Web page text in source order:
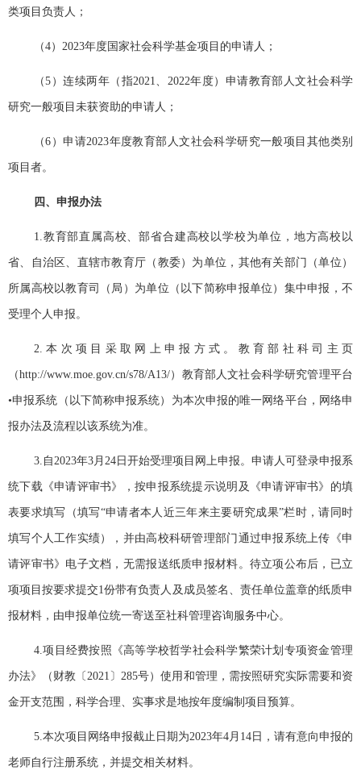
类项目负责人；
（4） 2023年度国家社会科学基金项目的申请人；
（5 ）连续两年（指2021、 2022年度）申请教育部人文社会科学
研究一般项目未获资助的申请人；
（6 ）申请2023年度教育部人文社会科学研究一般项目其他类别
项目者。
四、申报办法
1.教育部直属高校、部省合建高校以学校为单位，地方高校以
省、自治区、直辖市教育厅（教委）为单位，其他有关部门（单位）
所属高校以教育司（局）为单位（以下简称申报单位）集中申报，不
受理个人申报。
2. 本次项目采取网上申报方式。教育部社科司主页
（http://www.moe.gov.cn/s78/A13/）教育部人文社会科学研究管理平台
•申报系统（以下简称申报系统）为本次申报的唯一网络平台，网络申
报办法及流程以该系统为准。
3. 自2023年3月 24 日开始受理项目网上申报。申请人可登录申报系
统下载《申请评审书》，按申报系统提示说明及《申请评审书》的填
表要求填写（填写“申请者本人近三年来主要研究成果”栏时，请同时
填写个人工作实绩），并由高校科研管理部门通过申报系统上传《申
请评审书》电子文档，无需报送纸质申报材料。待立项公布后，已立
项项目按要求提交1份带有负责人及成员签名、责任单位盖章的纸质申
报材料，由申报单位统一寄送至社科管理咨询服务中心。
4.项目经费按照《高等学校哲学社会科学繁荣计划专项资金管理
办法》（财教〔2021 〕285号）使用和管理，需按照研究实际需要和资
金开支范围，科学合理、实事求是地按年度编制项目预算。
5.本次项目网络申报截止日期为2023年4月 14 日 ，请有意向申报的
老师自行注册系统，并提交相关材料。